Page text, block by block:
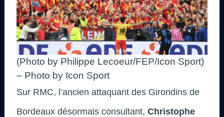
(Photo by Philippe Lecoeur/FEP/Icon Sport)
– Photo by Icon Sport
Sur RMC, l’ancien attaquant des Girondins de
Bordeaux désormais consultant, Christophe